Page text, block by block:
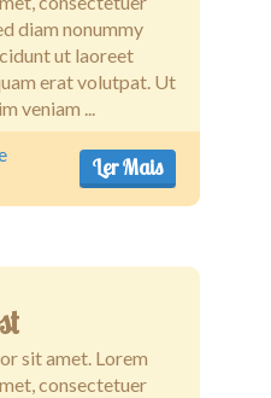
diam nonummy
ut laoreet
erat volutpat. Ut
veniam ...
Ler Mais
sit amet. Lorem
consectetuer